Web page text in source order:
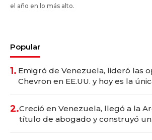
el año en lo más alto.
Popular
1. Emigró de Venezuela, lideró las
Chevron en EE.UU. y hoy es la
2.Creció en Venezuela, llegó a la
título de abogado y construyó